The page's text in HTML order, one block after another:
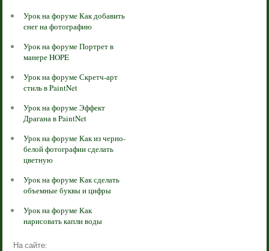
Урок на форуме Как добавить
снег на фотографию
Урок на форуме Портрет в
манере HOPE
Урок на форуме Скретч-арт
стиль в PaintNet
Урок на форуме Эффект
Драгана в PaintNet
Урок на форуме Как из черно-
белой фотографии сделать
цветную
Урок на форуме Как сделать
объемные буквы и цифры
Урок на форуме Как
нарисовать капли воды
На сайте: